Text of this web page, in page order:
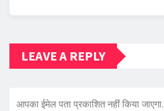
LEAVE A REPLY
आपका ईमेल पता प्रकाशित नहीं किया जाएगा.